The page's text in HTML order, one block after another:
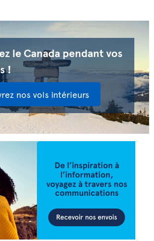
le Canada pendant vos
!
nos vols intérieurs